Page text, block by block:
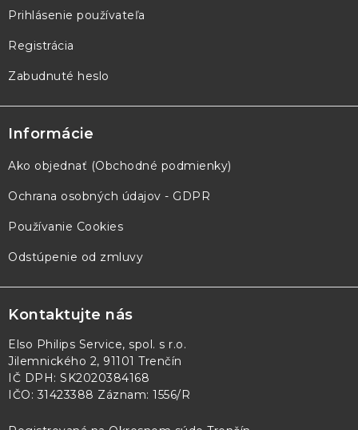
Prihlásenie používateľa
Registrácia
Zabudnuté heslo
Informácie
Ako objednať (Obchodné podmienky)
Ochrana osobných údajov - GDPR
Používanie Cookies
Odstúpenie od zmluvy
Kontaktujte nás
Elso Philips Service, spol. s r.o.
Jilemnického 2, 91101 Trenčín
IČ DPH: SK2020384168
IČO: 31423388 Záznam: 1556/R